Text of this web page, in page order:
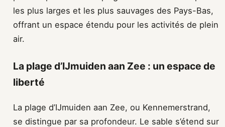
les plus larges et les plus sauvages des Pays-Bas,
offrant un espace étendu pour les activités de plein
air.
La plage d’IJmuiden aan Zee : un espace de
liberté
La plage d’IJmuiden aan Zee, ou Kennemerstrand,
se distingue par sa profondeur. Le sable s’étend sur